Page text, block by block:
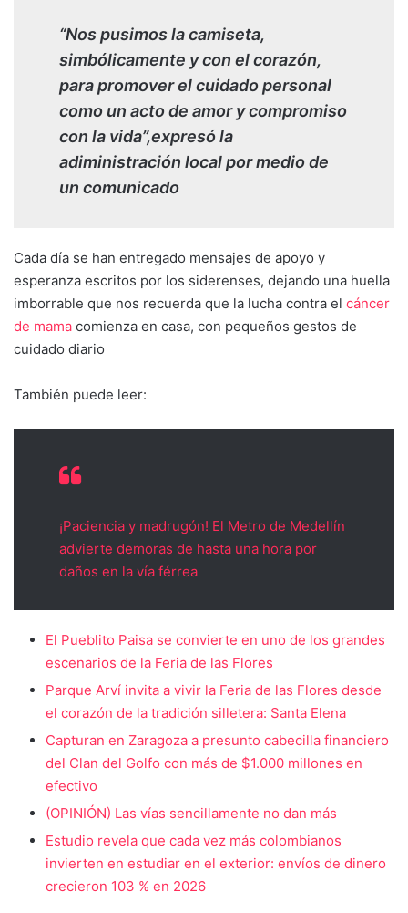
“Nos pusimos la camiseta,
simbólicamente y con el corazón,
para promover el cuidado personal
como un acto de amor y compromiso
con la vida”,expresó la
adiministración local por medio de
un comunicado
Cada día se han entregado mensajes de apoyo y
esperanza escritos por los siderenses, dejando una huella
imborrable que nos recuerda que la lucha contra el cáncer
de mama comienza en casa, con pequeños gestos de
cuidado diario
También puede leer:
¡Paciencia y madrugón! El Metro de Medellín
advierte demoras de hasta una hora por
daños en la vía férrea
El Pueblito Paisa se convierte en uno de los grandes
escenarios de la Feria de las Flores
Parque Arví invita a vivir la Feria de las Flores desde
el corazón de la tradición silletera: Santa Elena
Capturan en Zaragoza a presunto cabecilla financiero
del Clan del Golfo con más de $1.000 millones en
efectivo
(OPINIÓN) Las vías sencillamente no dan más
Estudio revela que cada vez más colombianos
invierten en estudiar en el exterior: envíos de dinero
crecieron 103 % en 2026